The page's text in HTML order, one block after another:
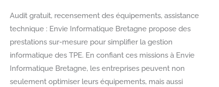
Audit gratuit, recensement des équipements, assistance
technique : Envie Informatique Bretagne propose des
prestations sur-mesure pour simplifier la gestion
informatique des TPE. En confiant ces missions à Envie
Informatique Bretagne, les entreprises peuvent non
seulement optimiser leurs équipements, mais aussi